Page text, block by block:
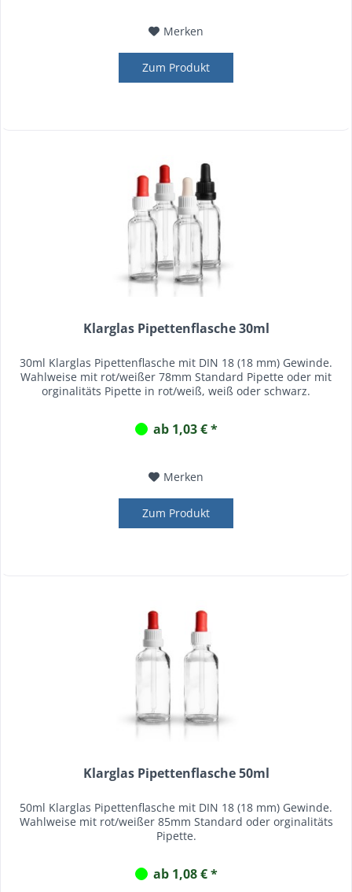
Merken
Zum Produkt
Klarglas Pipettenflasche 30ml
30ml Klarglas Pipettenflasche mit DIN 18 (18 mm) Gewinde.
Wahlweise mit rot/weißer 78mm Standard Pipette oder mit
orginalitäts Pipette in rot/weiß, weiß oder schwarz.
ab 1,03 € *
Merken
Zum Produkt
Klarglas Pipettenflasche 50ml
50ml Klarglas Pipettenflasche mit DIN 18 (18 mm) Gewinde.
Wahlweise mit rot/weißer 85mm Standard oder orginalitäts
Pipette.
ab 1,08 € *